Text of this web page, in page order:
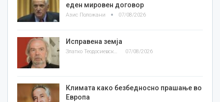
еден мировен договор
Азис Положани 07/08/2026
Исправена земја
Златко Теодосиевски 07/08/2026
Климата како безбедносно прашање во
Европа